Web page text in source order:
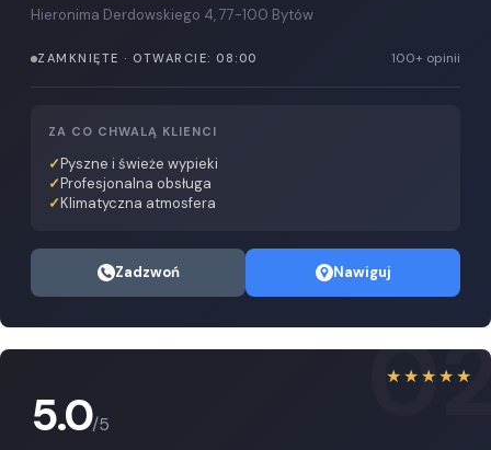
Hieronima Derdowskiego 4, 77-100 Bytów
ZAMKNIĘTE · OTWARCIE: 08:00 100+ opinii
ZA CO CHWALĄ KLIENCI
Pyszne i świeże wypieki
Profesjonalna obsługa
Klimatyczna atmosfera
Zadzwoń Nawiguj
★★★★★
5.0/5